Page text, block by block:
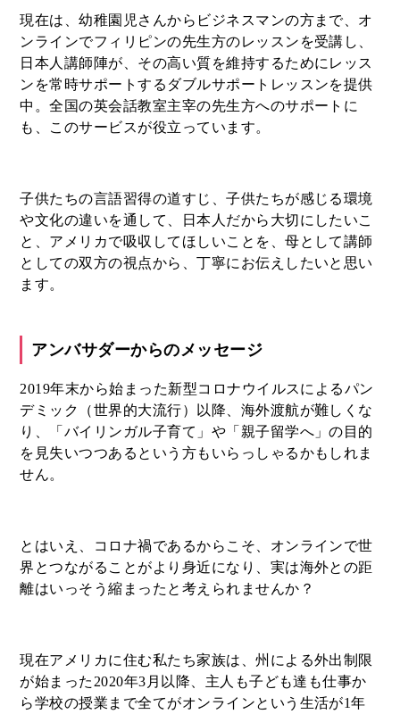
現在は、幼稚園児さんからビジネスマンの方まで、オ
ンラインでフィリピンの先生方のレッスンを受講し、
日本人講師陣が、その高い質を維持するためにレッス
ンを常時サポートするダブルサポートレッスンを提供
中。全国の英会話教室主宰の先生方へのサポートに
も、このサービスが役立っています。
子供たちの言語習得の道すじ、子供たちが感じる環境
や文化の違いを通して、日本人だから大切にしたいこ
と、アメリカで吸収してほしいことを、母として講師
としての双方の視点から、丁寧にお伝えしたいと思い
ます。
アンバサダーからのメッセージ
2019年末から始まった新型コロナウイルスによるパン
デミック（世界的大流行）以降、海外渡航が難しくな
り、「バイリンガル子育て」や「親子留学へ」の目的
を見失いつつあるという方もいらっしゃるかもしれま
せん。
とはいえ、コロナ禍であるからこそ、オンラインで世
界とつながることがより身近になり、実は海外との距
離はいっそう縮まったと考えられませんか？
現在アメリカに住む私たち家族は、州による外出制限
が始まった2020年3月以降、主人も子ども達も仕事か
ら学校の授業まで全てがオンラインという生活が1年